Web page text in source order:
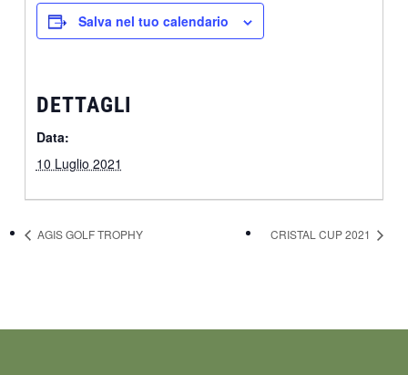
Salva nel tuo calendario
DETTAGLI
Data:
10 Luglio 2021
AGIS GOLF TROPHY CRISTAL CUP 2021